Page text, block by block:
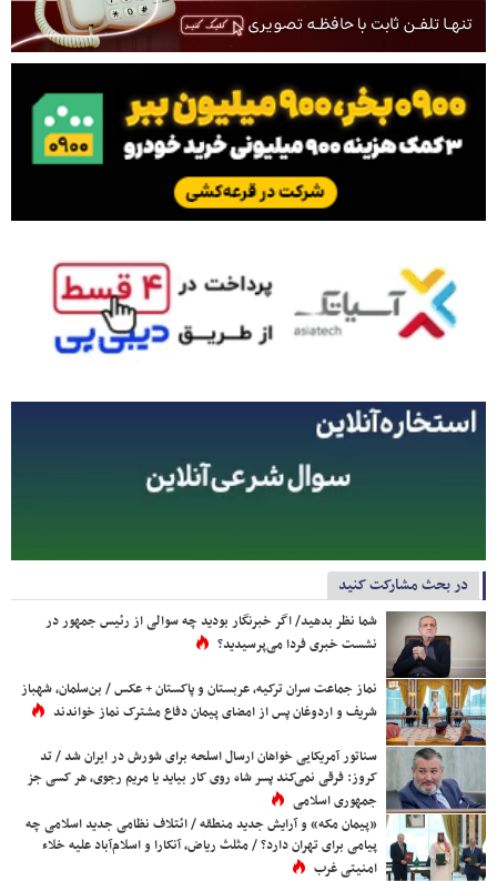
در بحث مشارکت کنید
شما نظر بدهید/ اگر خبرنگار بودید چه سوالی از رئیس جمهور در
نشست خبری فردا می‌پرسیدید؟
نماز جماعت سران ترکیه، عربستان و پاکستان + عکس / بن‌سلمان، شهباز
شریف و اردوغان پس از امضای پیمان دفاع مشترک نماز خواندند
سناتور آمریکایی خواهان ارسال اسلحه برای شورش در ایران شد / تد
کروز: فرقی نمی‌کند پسر شاه روی کار بیاید یا مریم رجوی، هر کسی جز
جمهوری اسلامی
«پیمان مکه» و آرایش جدید منطقه / ائتلاف نظامی جدید اسلامی چه
پیامی برای تهران دارد؟ / مثلث ریاض، آنکارا و اسلام‌آباد علیه خلاء
امنیتی غرب